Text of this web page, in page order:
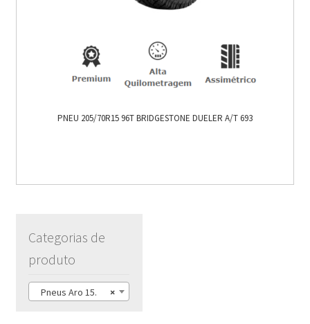
PNEU 205/70R15 96T BRIDGESTONE DUELER A/T 693
Categorias de
produto
×
Pneus Aro 15.